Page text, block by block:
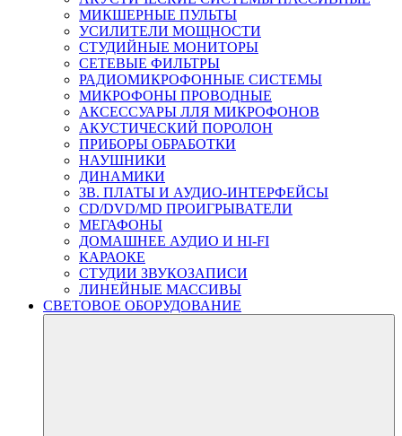
МИКШЕРНЫЕ ПУЛЬТЫ
УСИЛИТЕЛИ МОЩНОСТИ
СТУДИЙНЫЕ МОНИТОРЫ
СЕТЕВЫЕ ФИЛЬТРЫ
РАДИОМИКРОФОННЫЕ СИСТЕМЫ
МИКРОФОНЫ ПРОВОДНЫЕ
АКСЕССУАРЫ ЛЛЯ МИКРОФОНОВ
АКУСТИЧЕСКИЙ ПОРОЛОН
ПРИБОРЫ ОБРАБОТКИ
НАУШНИКИ
ДИНАМИКИ
ЗВ. ПЛАТЫ И АУДИО-ИНТЕРФЕЙСЫ
CD/DVD/MD ПРОИГРЫВАТЕЛИ
МЕГАФОНЫ
ДОМАШНЕЕ АУДИО И HI-FI
КАРАОКЕ
СТУДИИ ЗВУКОЗАПИСИ
ЛИНЕЙНЫЕ МАССИВЫ
СВЕТОВОЕ ОБОРУДОВАНИЕ